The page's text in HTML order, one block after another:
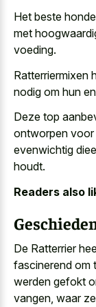
Het beste
met
voeding.
Ratterriermixen
nodig om hun
Deze top
ontworpen voor
evenwichtig
houdt.
Readers also
De Ratterrier
fascinerend om
werden gefokt
vangen, waar